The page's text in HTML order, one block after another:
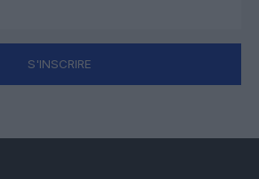
S'INSCRIRE